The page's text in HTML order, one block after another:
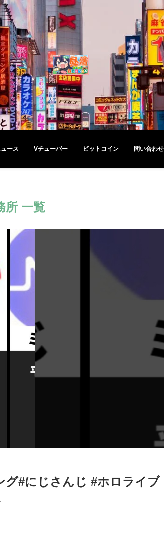
ュース Vチューバー ビットコイン 問い合わせ
所 一覧
グ#にじさんじ #ホロライブ